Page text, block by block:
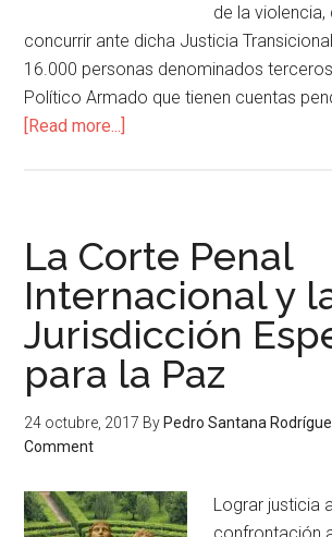
de la
concurrir ante dicha Justicia
16.000 personas denominados
Político Armado que tienen cuentas
[Read more...]
La Corte Penal
Internacional y
Jurisdicción
para la Paz
24 octubre, 2017 By Pedro Santana
Comment
Lograr justicia